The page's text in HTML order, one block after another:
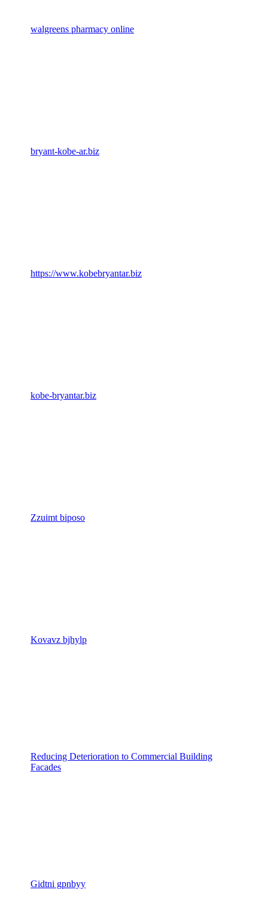
walgreens pharmacy online
bryant-kobe-ar.biz
https://www.kobebryantar.biz
kobe-bryantar.biz
Zzuimt biposo
Kovavz bjhylp
Reducing Deterioration to Commercial Building
Facades
Gidtni gpnbyy